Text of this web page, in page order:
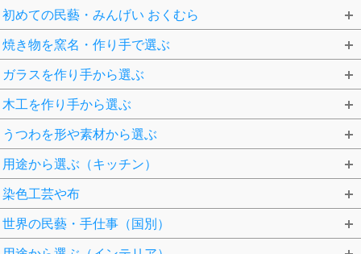
初めての民藝・みんげい おくむら
焼き物を窯名・作り手で選ぶ
ガラスを作り手から選ぶ
木工を作り手から選ぶ
うつわを形や素材から選ぶ
用途から選ぶ（キッチン）
染色工芸や布
世界の民藝・手仕事（国別）